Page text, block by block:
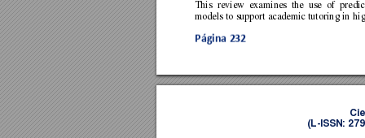
Página 232
This review examines the use of
models to support academic tutoring in
(L-ISSN: